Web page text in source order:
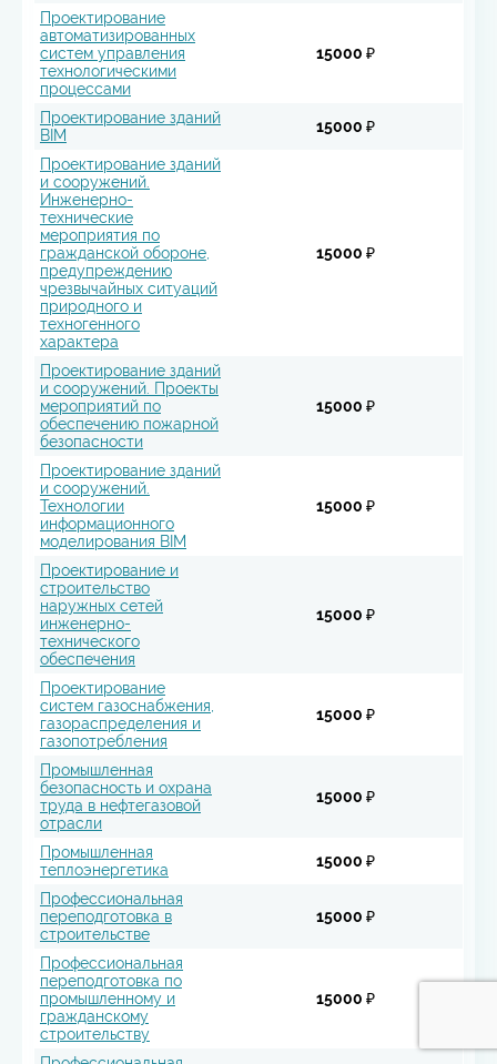
Проектирование
автоматизированных
систем управления
технологическими
процессами
15000 ₽
Проектирование зданий
BIM
15000 ₽
Проектирование зданий
и сооружений.
Инженерно-
технические
мероприятия по
гражданской обороне,
предупреждению
чрезвычайных ситуаций
природного и
техногенного
характера
15000 ₽
Проектирование зданий
и сооружений. Проекты
мероприятий по
обеспечению пожарной
безопасности
15000 ₽
Проектирование зданий
и сооружений.
Технологии
информационного
моделирования BIM
15000 ₽
Проектирование и
строительство
наружных сетей
инженерно-
технического
обеспечения
15000 ₽
Проектирование
систем газоснабжения,
газораспределения и
газопотребления
15000 ₽
Промышленная
безопасность и охрана
труда в нефтегазовой
отрасли
15000 ₽
Промышленная
теплоэнергетика
15000 ₽
Профессиональная
переподготовка в
строительстве
15000 ₽
Профессиональная
переподготовка по
промышленному и
гражданскому
строительству
15000 ₽